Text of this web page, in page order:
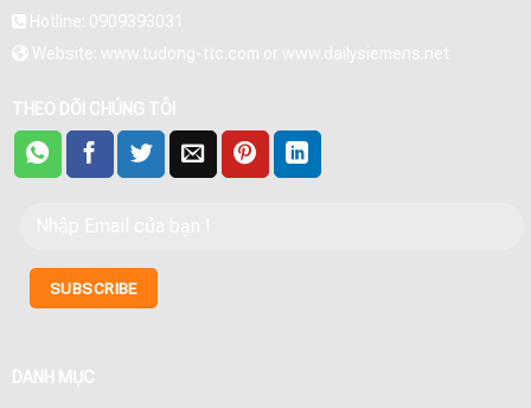
Hotline: 0909393031
Website: www.tudong-ttc.com or www.dailysiemens.net
THEO DÕI CHÚNG TÔI
DANH MỤC